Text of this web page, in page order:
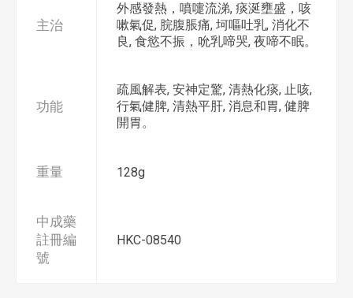
主治
外感發熱，噴嚏流涕, 痰涎壅盛，咳
嗽氣促, 脘腹脹痛, 坷嘔吐乳, 消化不
良, 食慾不振，吮乳啼哭, 夜啼不眠。
功能
疏風解表, 安神定驚, 清熱化痰, 止咳,
行氣健脾, 清熱平肝, 消息和胃, 健脾
開胃。
重量 128g
中成藥
註冊編
號
HKC-08540